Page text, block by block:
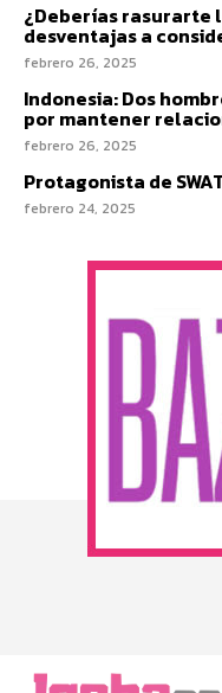
¿Deberías rasurarte
desventajas a
febrero 26, 2025
Indonesia: Dos
por mantener
febrero 26, 2025
Protagonista de
febrero 24, 2025